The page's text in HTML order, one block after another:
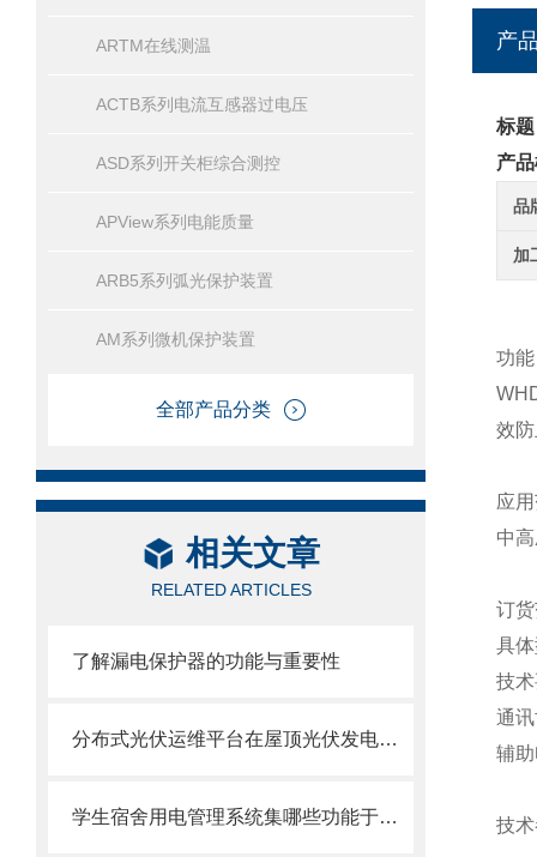
ARTM在线测温
ACTB系列电流互感器过电压
ASD系列开关柜综合测控
APView系列电能质量
ARB5系列弧光保护装置
AM系列微机保护装置
全部产品分类
相关文章
RELATED ARTICLES
了解漏电保护器的功能与重要性
分布式光伏运维平台在屋顶光伏发电系统的应用分析
学生宿舍用电管理系统集哪些功能于一体?
产
标
产
品
加
功
效
应
中
订
具
技
通
辅
技